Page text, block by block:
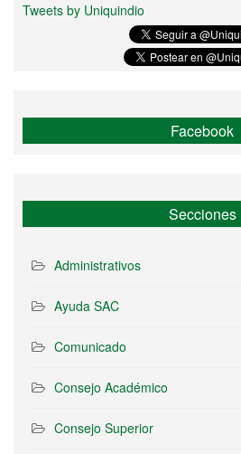
Tweets by Uniquindio
Facebook
Secciones
Administrativos
Ayuda SAC
Comunicado
Consejo Académico
Consejo Superior